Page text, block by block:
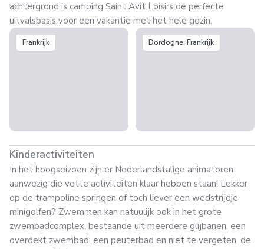
achtergrond is camping Saint Avit Loisirs de perfecte
uitvalsbasis voor een vakantie met het hele gezin.
Frankrijk Dordogne, Frankrijk
Kinderactiviteiten
In het hoogseizoen zijn er Nederlandstalige animatoren
aanwezig die vette activiteiten klaar hebben staan! Lekker
op de trampoline springen of toch liever een wedstrijdje
minigolfen? Zwemmen kan natuulijk ook in het grote
zwembadcomplex, bestaande uit meerdere glijbanen, een
overdekt zwembad, een peuterbad en niet te vergeten, de